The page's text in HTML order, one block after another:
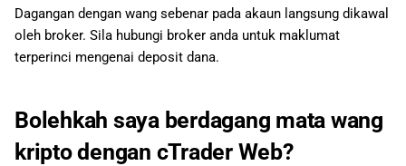
Dagangan dengan wang sebenar pada akaun langsung dikawal
oleh broker. Sila hubungi broker anda untuk maklumat
terperinci mengenai deposit dana.
Bolehkah saya berdagang mata wang
kripto dengan cTrader Web?